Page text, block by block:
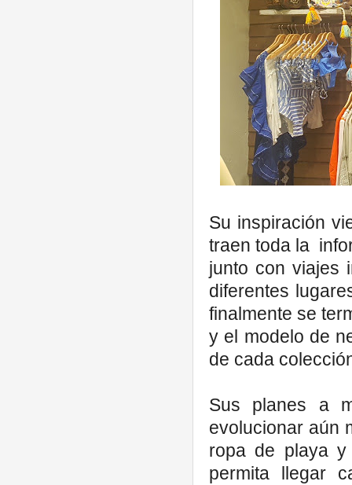
Su inspiración
traen toda la
junto con viajes
diferentes
finalmente se
y el modelo de
de cada
Sus planes a
evolucionar aún
ropa de playa
permita llegar